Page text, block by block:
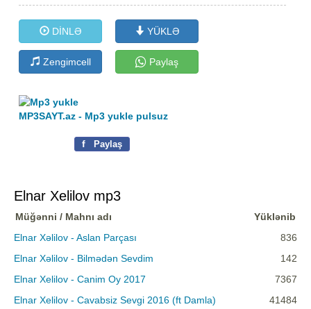
DİNLƏ YÜKLƏ
Zengimcell Paylaş
MP3SAYT.az - Mp3 yukle pulsuz
f Paylaş
Elnar Xelilov mp3
Müğənni / Mahnı adı
Yüklənib
Elnar Xəlilov - Aslan Parçası
836
Elnar Xəlilov - Bilmədən Sevdim
142
Elnar Xelilov - Canim Oy 2017
7367
Elnar Xelilov - Cavabsiz Sevgi 2016 (ft Damla)
41484